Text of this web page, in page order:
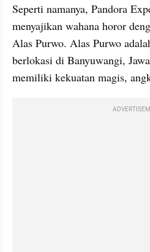
Seperti namanya, Pandora
menyajikan wahana horor
Alas Purwo. Alas Purwo
berlokasi di Banyuwangi,
memiliki kekuatan magis,